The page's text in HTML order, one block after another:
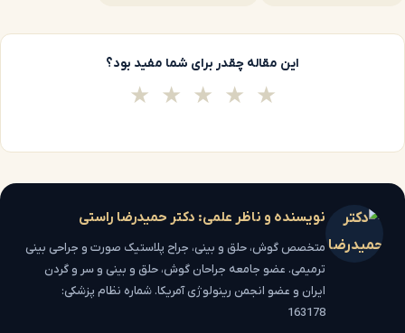
این مقاله چقدر برای شما مفید بود؟
★ ★ ★ ★ ★
نویسنده و ناظر علمی: دکتر حمیدرضا راستی
متخصص گوش، حلق و بینی، جراح پلاستیک صورت و جراحی بینی
ترمیمی. عضو جامعه جراحان گوش، حلق و بینی و سر و گردن
ایران و عضو انجمن رینولوژی آمریکا. شماره نظام پزشکی:
163178